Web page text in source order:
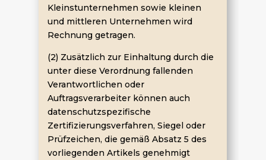
Kleinstunternehmen sowie kleinen
und mittleren Unternehmen wird
Rechnung getragen.
(2) Zusätzlich zur Einhaltung durch die
unter diese Verordnung fallenden
Verantwortlichen oder
Auftragsverarbeiter können auch
datenschutzspezifische
Zertifizierungsverfahren, Siegel oder
Prüfzeichen, die gemäß Absatz 5 des
vorliegenden Artikels genehmigt